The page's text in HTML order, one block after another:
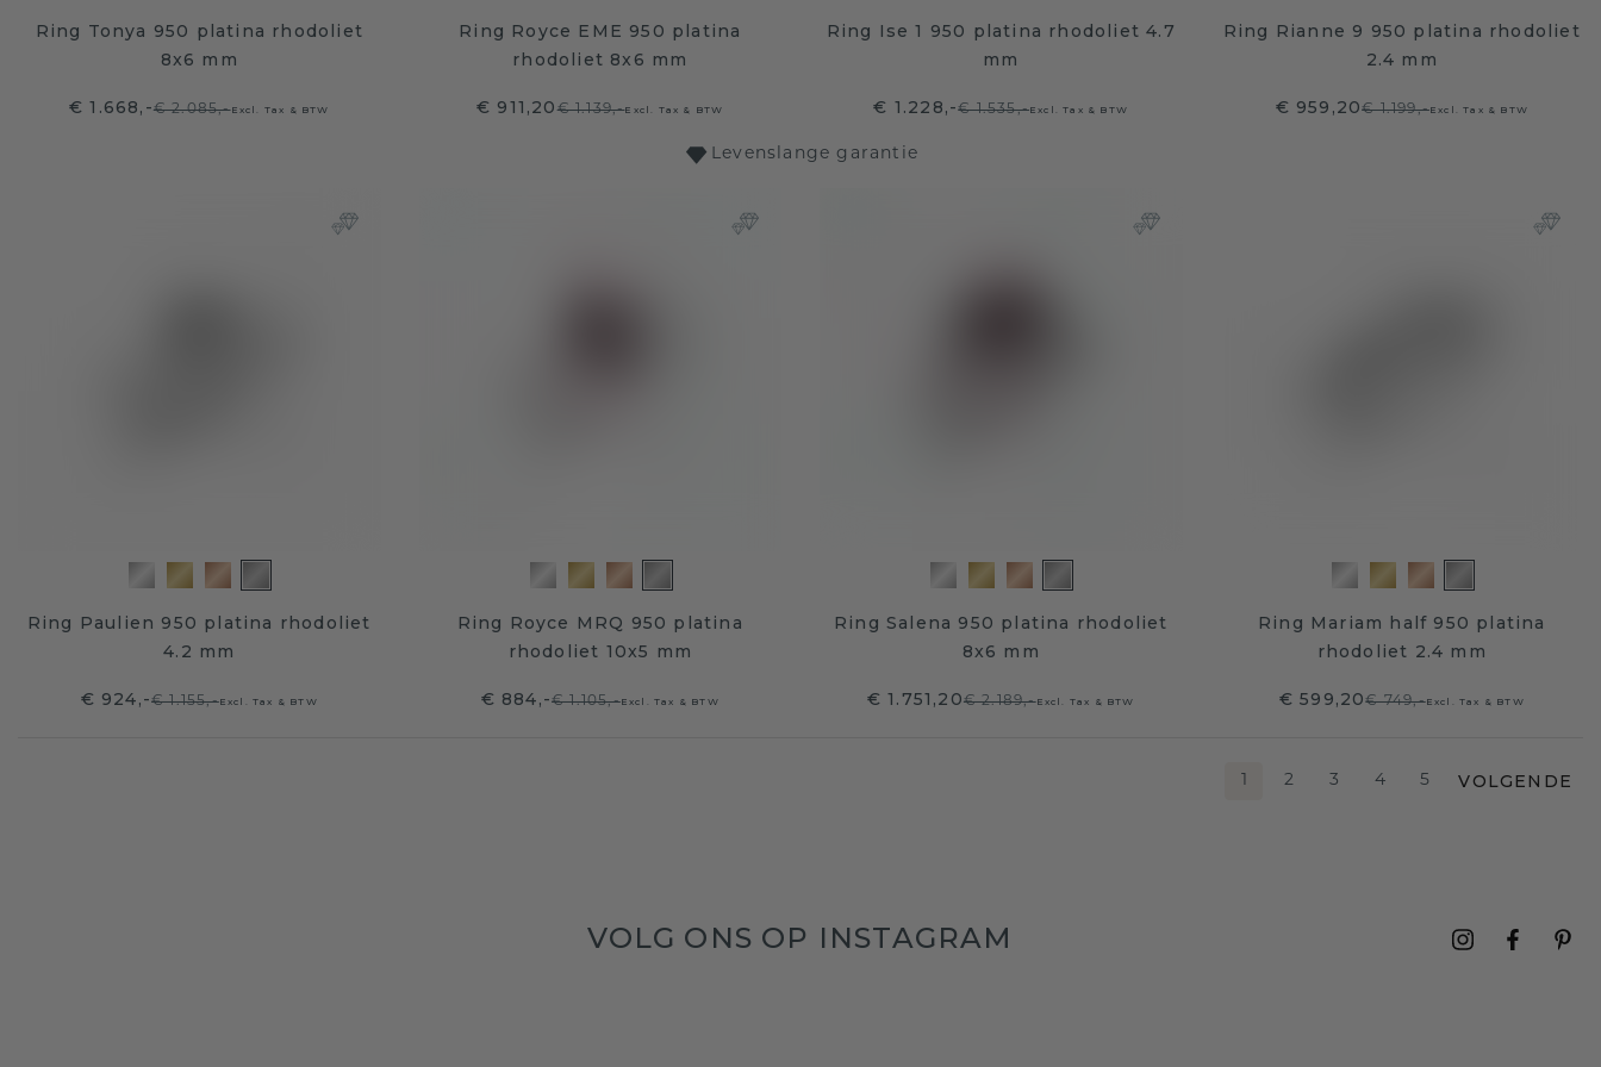
Ring Tonya 950 platina rhodoliet
8x6 mm
€ 1.668,-€ 2.085,-Excl. Tax & BTW
Ring Royce EME 950 platina
rhodoliet 8x6 mm
€ 911,20€ 1.139,-Excl. Tax & BTW
Ring Ise 1 950 platina rhodoliet 4.7
mm
€ 1.228,-€ 1.535,-Excl. Tax & BTW
Ring Rianne 9 950 platina rhodoliet
2.4 mm
€ 959,20€ 1.199,-Excl. Tax & BTW
Levenslange garantie
Ring Paulien 950 platina rhodoliet
4.2 mm
€ 924,-€ 1.155,-Excl. Tax & BTW
Ring Royce MRQ 950 platina
rhodoliet 10x5 mm
€ 884,-€ 1.105,-Excl. Tax & BTW
Ring Salena 950 platina rhodoliet
8x6 mm
€ 1.751,20€ 2.189,-Excl. Tax & BTW
Ring Mariam half 950 platina
rhodoliet 2.4 mm
€ 599,20€ 749,-Excl. Tax & BTW
1 2 3 4 5 VOLGENDE
VOLG ONS OP INSTAGRAM